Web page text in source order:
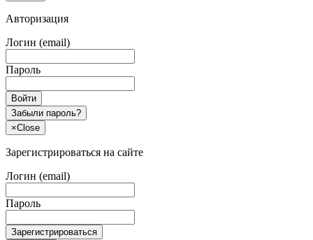
Авторизация
Логин (email)
Пароль
Войти
Забыли пароль?
×Close
Зарегистрироваться на сайте
Логин (email)
Пароль
Зарегистрироваться